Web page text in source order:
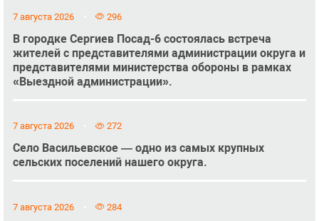
7 августа 2026 296
В городке Сергиев Посад-6 состоялась встреча
жителей с представителями администрации округа и
представителями министерства обороны в рамках
«Выездной администрации».
7 августа 2026 272
Село Васильевское — одно из самых крупных
сельских поселений нашего округа.
7 августа 2026 284